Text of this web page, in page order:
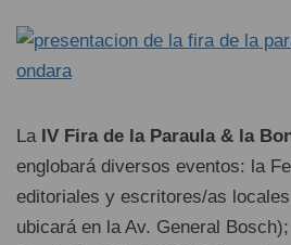
La IV Fira de la Paraula & la
englobará diversos eventos: la
editoriales y escritores/as
ubicará en la Av. General Bosch);